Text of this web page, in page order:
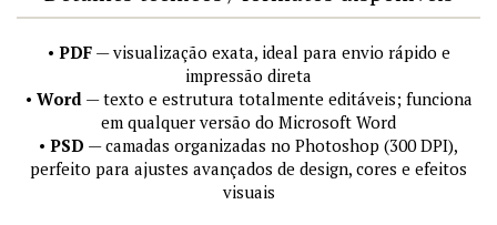
• PDF— visualização exata, ideal para envio rápido e
impressão direta
• Word— texto e estrutura totalmente editáveis; funciona
em qualquer versão do Microsoft Word
• PSD — camadas organizadas no Photoshop (300 DPI),
perfeito para ajustes avançados de design, cores e efeitos
visuais